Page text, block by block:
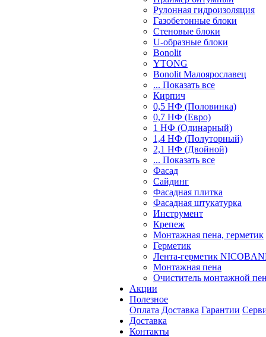
Рулонная гидроизоляция
Газобетонные блоки
Стеновые блоки
U-образные блоки
Bonolit
YTONG
Bonolit Малоярославец
... Показать все
Кирпич
0,5 НФ (Половинка)
0,7 НФ (Евро)
1 НФ (Одинарный)
1,4 НФ (Полуторный)
2,1 НФ (Двойной)
... Показать все
Фасад
Сайдинг
Фасадная плитка
Фасадная штукатурка
Инструмент
Крепеж
Монтажная пена, герметик
Герметик
Лента-герметик
Монтажная пена
Очиститель монтажной
Акции
Полезное
Оплата Доставка Гарантии
Доставка
Контакты